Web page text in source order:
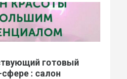
готовый
: салон